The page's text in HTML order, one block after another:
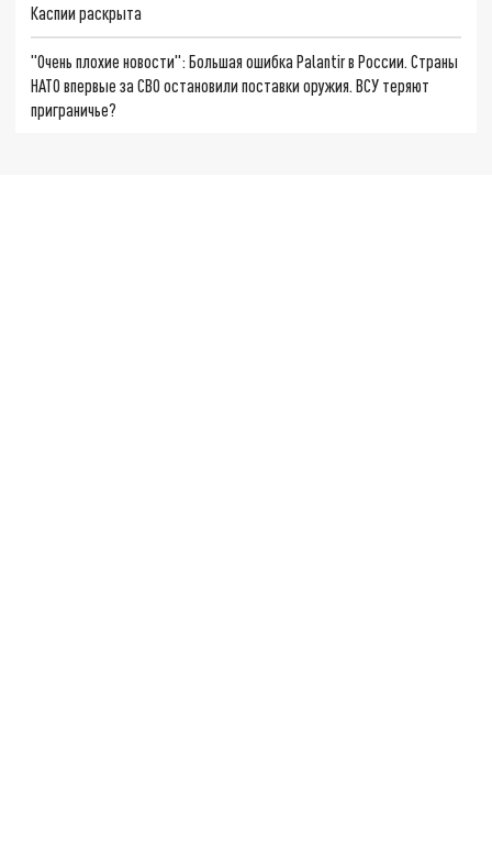
Каспии раскрыта
"Очень плохие новости": Большая ошибка Palantir в России. Страны
НАТО впервые за СВО остановили поставки оружия. ВСУ теряют
приграничье?